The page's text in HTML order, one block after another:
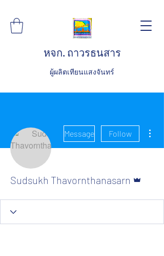
หจก. ถาวรธนสาร
ผู้ผลิตเทียนแสงจันทร์
Message Follow
Sudsukh Thavornthanasarn